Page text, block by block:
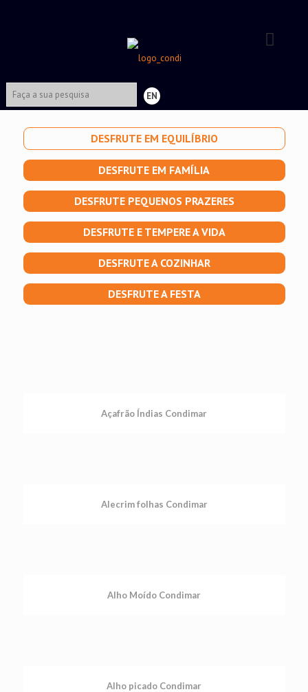
EN
DESFRUTE EM EQUILÍBRIO
DESFRUTE EM FAMÍLIA
DESFRUTE PEQUENOS PRAZERES
DESFRUTE E TEMPERE A VIDA
DESFRUTE A COZINHAR
DESFRUTE A FESTA
Açafrão Índias Condimar
Alecrim folhas Condimar
Alho Moído Condimar
Alho picado Condimar